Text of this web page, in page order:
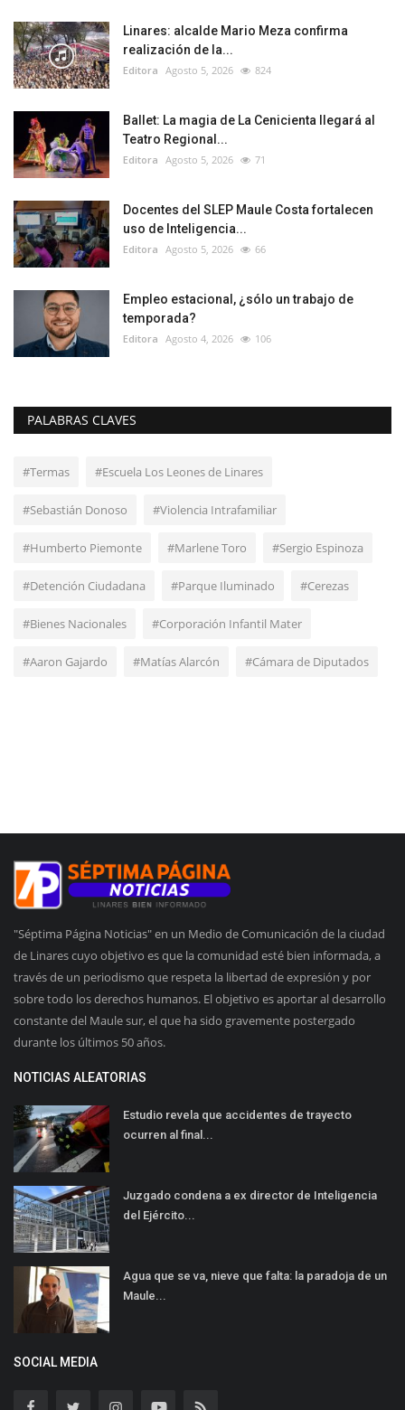
Linares: alcalde Mario Meza confirma
realización de la...
Editora Agosto 5, 2026 824
Ballet: La magia de La Cenicienta llegará al
Teatro Regional...
Editora Agosto 5, 2026 71
Docentes del SLEP Maule Costa fortalecen
uso de Inteligencia...
Editora Agosto 5, 2026 66
Empleo estacional, ¿sólo un trabajo de
temporada?
Editora Agosto 4, 2026 106
PALABRAS CLAVES
#Termas #Escuela Los Leones de Linares
#Sebastián Donoso #Violencia Intrafamiliar
#Humberto Piemonte #Marlene Toro #Sergio Espinoza
#Detención Ciudadana #Parque Iluminado #Cerezas
#Bienes Nacionales #Corporación Infantil Mater
#Aaron Gajardo #Matías Alarcón #Cámara de Diputados
"Séptima Página Noticias" en un Medio de Comunicación de la ciudad
de Linares cuyo objetivo es que la comunidad esté bien informada, a
través de un periodismo que respeta la libertad de expresión y por
sobre todo los derechos humanos. El objetivo es aportar al desarrollo
constante del Maule sur, el que ha sido gravemente postergado
durante los últimos 50 años.
NOTICIAS ALEATORIAS
Estudio revela que accidentes de trayecto
ocurren al final...
Juzgado condena a ex director de Inteligencia
del Ejército...
Agua que se va, nieve que falta: la paradoja de un
Maule...
SOCIAL MEDIA